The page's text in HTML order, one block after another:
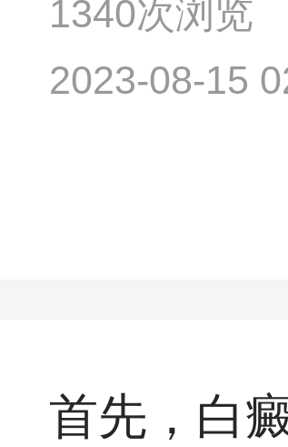
1340次浏览
2023-08-15
首先，白